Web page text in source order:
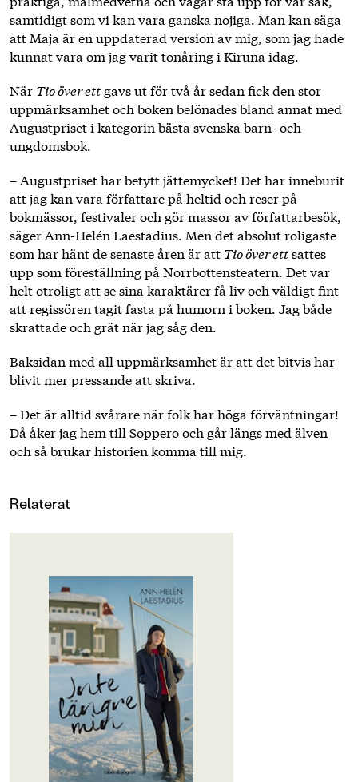
samtidigt som vi kan vara ganska nojiga. Man kan säga
att Maja är en uppdaterad version av mig, som jag hade
kunnat vara om jag varit tonåring i Kiruna idag.
När Tio över ett gavs ut för två år sedan fick den stor
uppmärksamhet och boken belönades bland annat med
Augustpriset i kategorin bästa svenska barn- och
ungdomsbok.
– Augustpriset har betytt jättemycket! Det har inneburit
att jag kan vara författare på heltid och reser på
bokmässor, festivaler och gör massor av författarbesök,
säger Ann-Helén Laestadius. Men det absolut roligaste
som har hänt de senaste åren är att Tio över ettsattes
upp som föreställning på Norrbottensteatern. Det var
helt otroligt att se sina karaktärer få liv och väldigt fint
att regissören tagit fasta på humorn i boken. Jag både
skrattade och grät när jag såg den.
Baksidan med all uppmärksamhet är att det bitvis har
blivit mer pressande att skriva.
– Det är alltid svårare när folk har höga förväntningar!
Då åker jag hem till Soppero och går längs med älven
och så brukar historien komma till mig.
Relaterat
OM BOKEN
Maja har tvingats lämna sitt hem
och flytta till andra sidan stan. Bort
från groparna och sprickorna vid
gruvan.
Hon längtar efter att Julia ska
återvända från Luleå, men bästa
kompisen har förändrats. Och
pojkvännen Albin drar sig undan
när Maja gör allt för komma
närmare.